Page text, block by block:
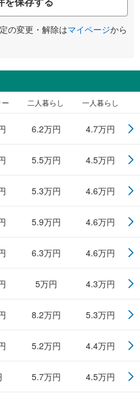
の変更・解除はマイページから
二人暮らし 一人暮らし
6.2万円 4.7万円
5.5万円 4.5万円
5.3万円 4.6万円
5.9万円 4.6万円
6.3万円 4.6万円
5万円 4.3万円
8.2万円 5.3万円
5.2万円 4.4万円
5.7万円 4.5万円